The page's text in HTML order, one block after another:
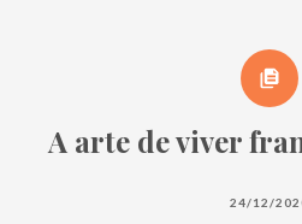
A arte de viver
24/12/